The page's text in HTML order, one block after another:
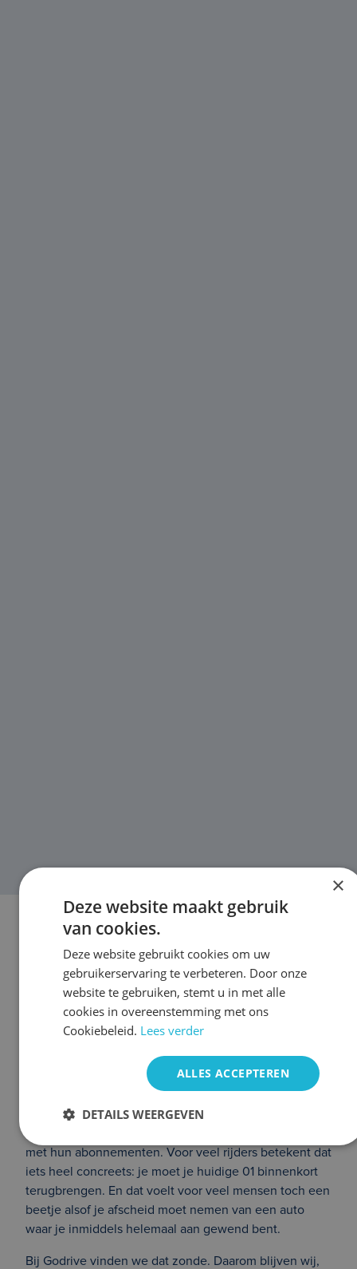
Blogs / Lynk & Co stopt met abonnementen, maar
28 november 2025
Moet je je Lynk & Co 01
straks inleveren? Dan
bestel je ’m gewoon
opnieuw bij ons.
met hun abonnementen. Voor veel rijders betekent dat
iets heel concreets: je moet je huidige 01 binnenkort
terugbrengen. En dat voelt voor veel mensen toch een
beetje alsof je afscheid moet nemen van een auto
waar je inmiddels helemaal aan gewend bent.
Bij Godrive vinden we dat zonde. Daarom blijven wij,
×
Deze website maakt gebruik
van cookies.
Deze website gebruikt cookies om uw
gebruikerservaring te verbeteren. Door onze
website te gebruiken, stemt u in met alle
cookies in overeenstemming met ons
Cookiebeleid. Lees verder
ALLES ACCEPTEREN
DETAILS WEERGEVEN